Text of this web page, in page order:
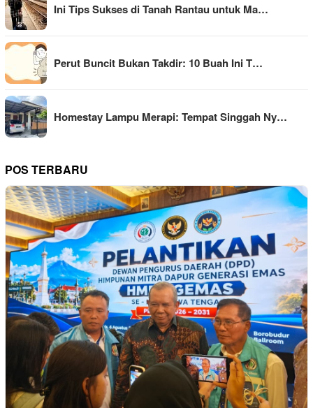
Ini Tips Sukses di Tanah Rantau untuk Ma…
Perut Buncit Bukan Takdir: 10 Buah Ini T…
Homestay Lampu Merapi: Tempat Singgah Ny…
POS TERBARU